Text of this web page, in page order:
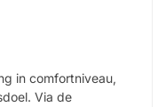
in comfortniveau,
Via de